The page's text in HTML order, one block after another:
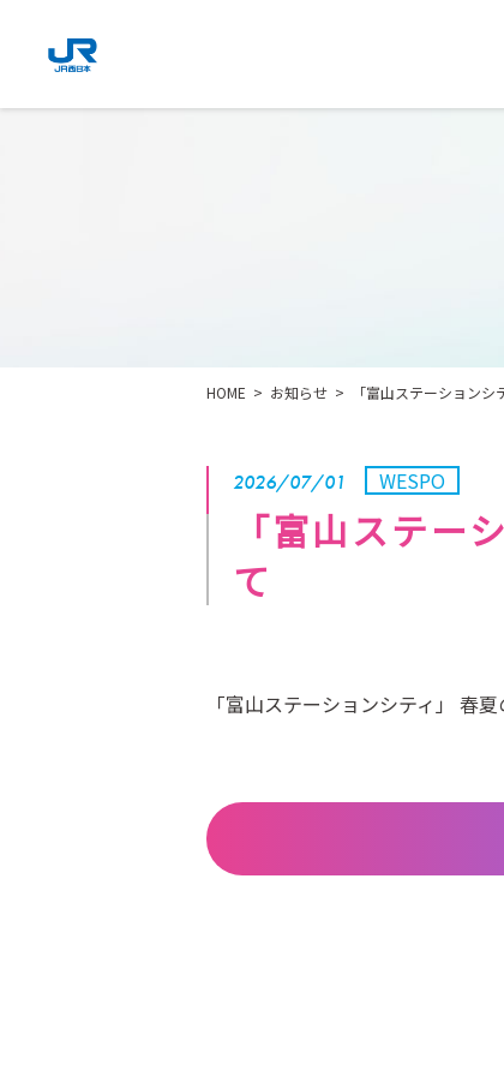
HOME お知らせ 「富山ステーション
2026/07/01 WESPO
「富山ステー
て
「富山ステーションシティ」 春